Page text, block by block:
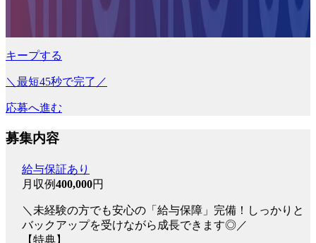
キープする
＼最短45秒で完了／
応募へ進む
募集内容
給与保証あり
月収例400,000円
＼未経験の方でも安心の「給与保障」完備！しっかりと
バックアップを受けながら成長できます◎／
【特典】